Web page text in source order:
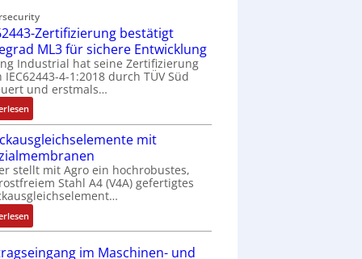
d
u
s
t
r
i
e
P
C
l
ä
s
s
s
b
i
l
f
u
n
k
o
d
u
l
e
b
i
Zertifizierung bestätigt
ML3 für sichere Entwicklung
Industrial hat seine Zertifizierung
IEC62443-4-1:2018 durch TÜV Süd
und erstmals…
:
I
E
C
6
2
4
4
3
mit
stellt mit Agro ein hochrobustes,
Stahl A4 (V4A) gefertigtes
:
D
im Maschinen- und